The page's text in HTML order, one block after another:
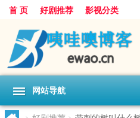
首 页 好剧推荐 影视分类
网站导航